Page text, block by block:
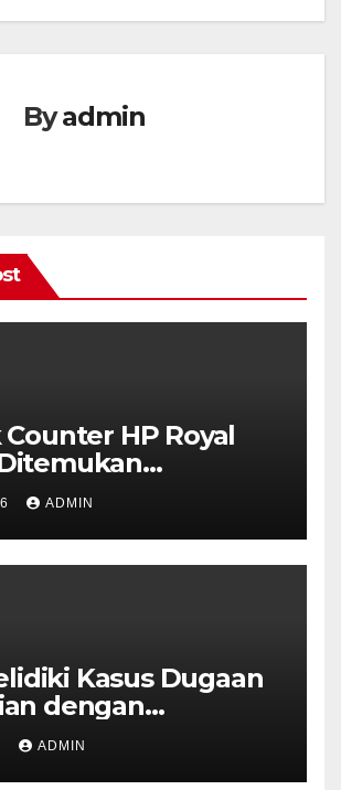
Byadmin
HP Royal
di Dalam Mobil di
Polisi Dalami
dengan Kasus
ADMIN
Kasus Dugaan
dengan
di Counter HP
Ambarawa.
ADMIN